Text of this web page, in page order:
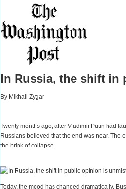
In Russia, the shift in
By Mikhail Zygar
Twenty months ago, after Vladimir Putin had
Russians believed that the end was near. The
the brink of collapse
Today, the mood has changed dramatically.